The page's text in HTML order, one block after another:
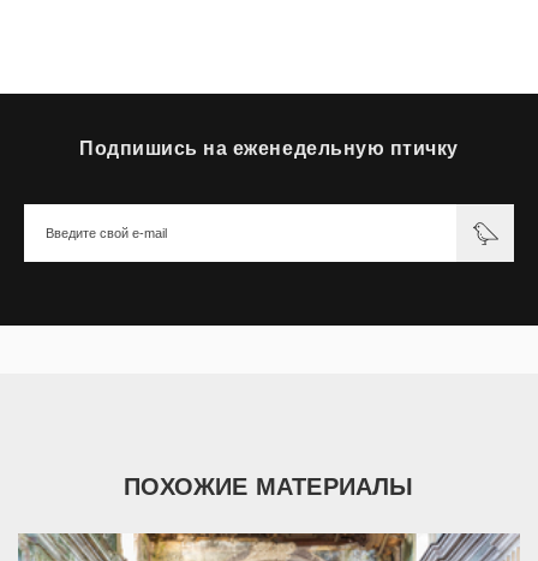
Подпишись на еженедельную птичку
ПОХОЖИЕ МАТЕРИАЛЫ